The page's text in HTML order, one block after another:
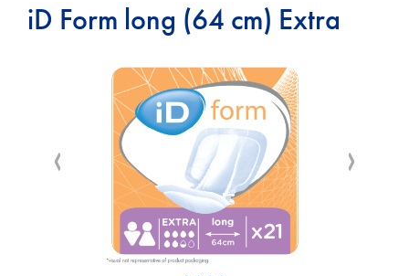
iD Form long (64 cm) Extra